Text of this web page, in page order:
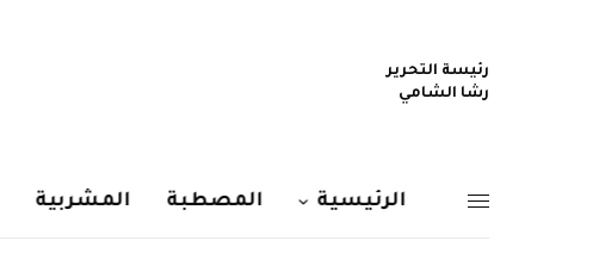
رئيسة التحرير
رشا الشامي
الرئيسية المصطبة المشربية